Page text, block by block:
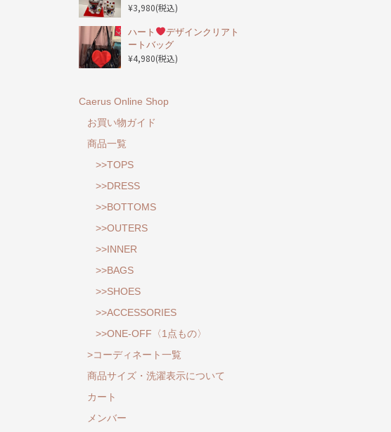
¥3,980(税込)
ハート
デザインクリアト
ートバッグ
¥4,980(税込)
Caerus Online Shop
お買い物ガイド
商品一覧
>>TOPS
>>DRESS
>>BOTTOMS
>>OUTERS
>>INNER
>>BAGS
>>SHOES
>>ACCESSORIES
>>ONE-OFF〈1点もの〉
>コーディネート一覧
商品サイズ・洗濯表示について
カート
メンバー